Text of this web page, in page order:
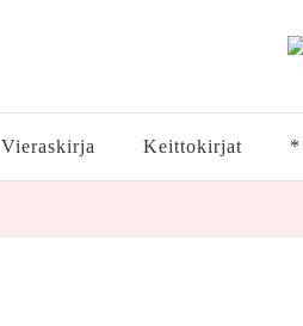
Vieraskirja Keittokirjat *